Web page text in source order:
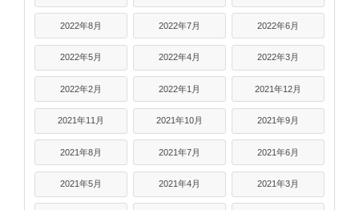
2022年8月 2022年7月 2022年6月
2022年5月 2022年4月 2022年3月
2022年2月 2022年1月 2021年12月
2021年11月 2021年10月 2021年9月
2021年8月 2021年7月 2021年6月
2021年5月 2021年4月 2021年3月